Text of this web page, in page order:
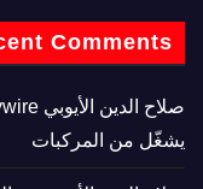
Comments
صلاح الدين الأيوبي
يشغّل من المركبات